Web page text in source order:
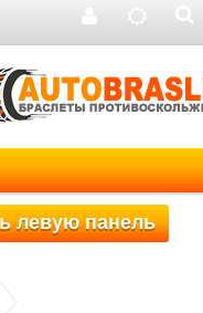
левую панель
для Форд